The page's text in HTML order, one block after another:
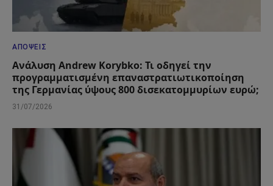
ΑΠΌΨΕΙΣ
Ανάλυση Andrew Korybko: Τι οδηγεί την
προγραμματισμένη επαναστρατιωτικοποίηση
της Γερμανίας ύψους 800 δισεκατομμυρίων ευρώ;
31/07/2026